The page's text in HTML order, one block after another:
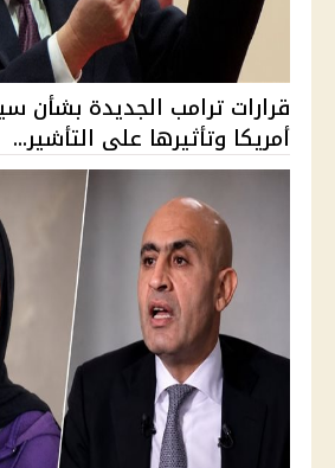
قرارات ترامب الجديدة بشأن
أمريكا وتأثيرها على التأشير...